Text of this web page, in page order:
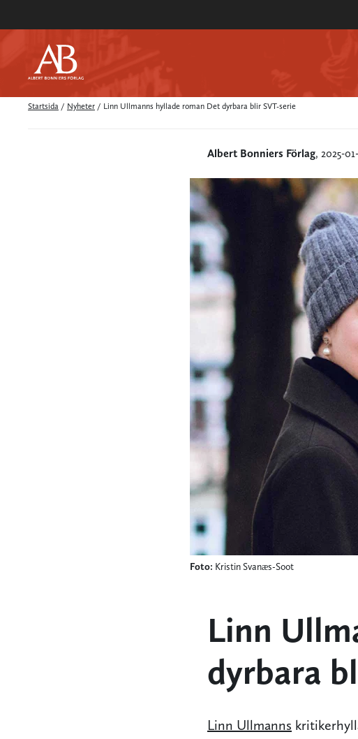
Startsida / Nyheter / Linn Ullmanns hyllade roman Det dyrbara blir SVT-serie
Albert Bonniers Förlag, 2025-
Foto: Kristin Svanæs-Soot
Linn
dyrbara
Linn Ullmanns